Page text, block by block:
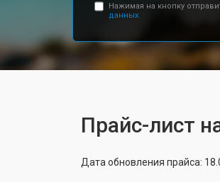
Нажимая на кнопку
данных.
Прайс-лист
Дата обновления прайса: